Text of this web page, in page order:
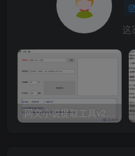
这
网文小说提取工具v2.10.02 可以自动下载小说 从此不再花钱看小说